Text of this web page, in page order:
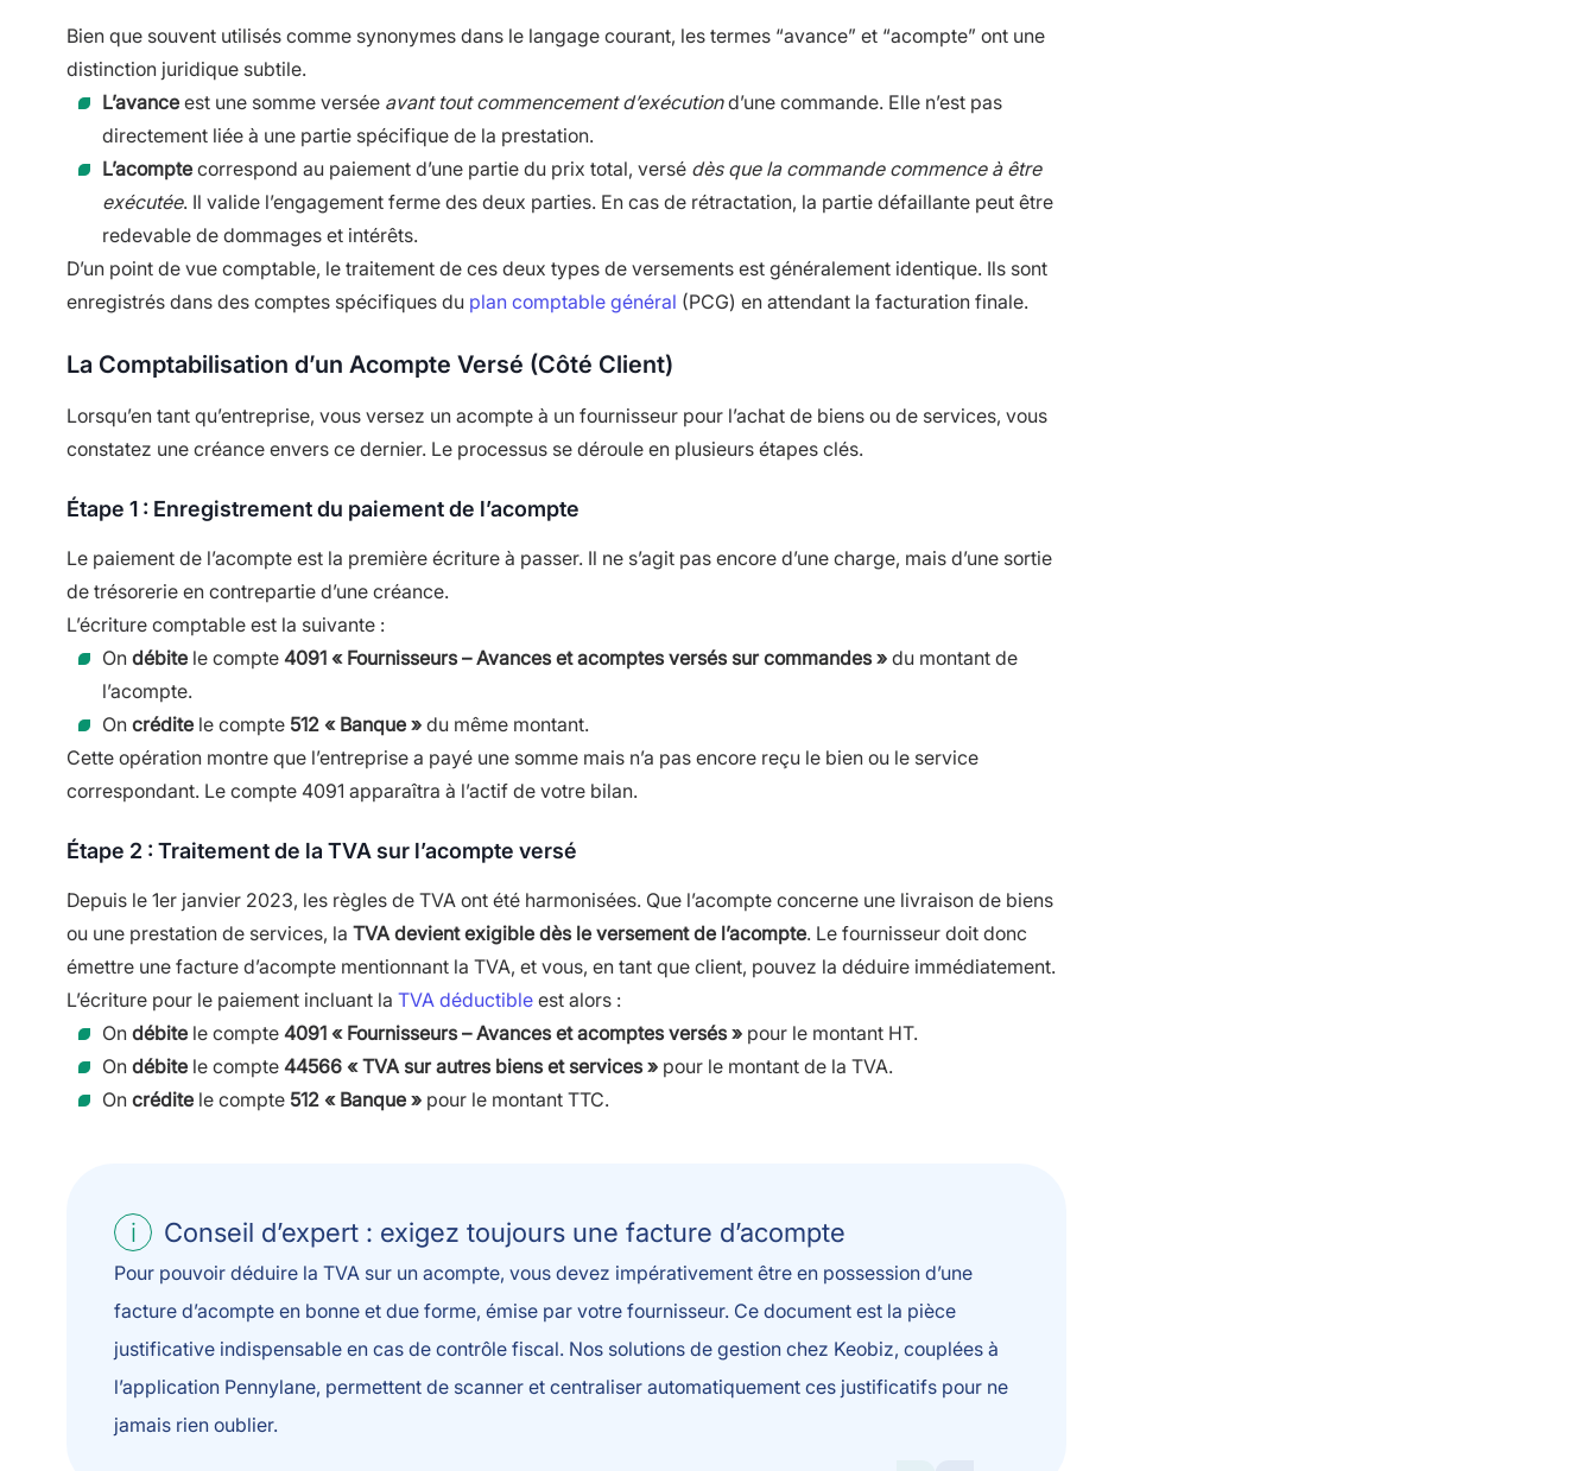
Bien que souvent utilisés comme synonymes dans le langage courant, les termes “avance” et “acompte” ont une
distinction juridique subtile.
L’avance est une somme versée avant tout commencement d’exécutiond’une commande. Elle n’est pas
directement liée à une partie spécifique de la prestation.
L’acompte correspond au paiement d’une partie du prix total, versé dès que la commande commence à être
exécutée. Il valide l’engagement ferme des deux parties. En cas de rétractation, la partie défaillante peut être
redevable de dommages et intérêts.
D’un point de vue comptable, le traitement de ces deux types de versements est généralement identique. Ils sont
enregistrés dans des comptes spécifiques du plan comptable général (PCG) en attendant la facturation finale.
La Comptabilisation d’un Acompte Versé (Côté Client)
Lorsqu’en tant qu’entreprise, vous versez un acompte à un fournisseur pour l’achat de biens ou de services, vous
constatez une créance envers ce dernier. Le processus se déroule en plusieurs étapes clés.
Étape 1 : Enregistrement du paiement de l’acompte
Le paiement de l’acompte est la première écriture à passer. Il ne s’agit pas encore d’une charge, mais d’une sortie
de trésorerie en contrepartie d’une créance.
L’écriture comptable est la suivante :
On débite le compte 4091 « Fournisseurs – Avances et acomptes versés sur commandes » du montant de
l’acompte.
On crédite le compte 512 « Banque » du même montant.
Cette opération montre que l’entreprise a payé une somme mais n’a pas encore reçu le bien ou le service
correspondant. Le compte 4091 apparaîtra à l’actif de votre bilan.
Étape 2 : Traitement de la TVA sur l’acompte versé
Depuis le 1er janvier 2023, les règles de TVA ont été harmonisées. Que l’acompte concerne une livraison de biens
ou une prestation de services, la TVA devient exigible dès le versement de l’acompte. Le fournisseur doit donc
émettre une facture d’acompte mentionnant la TVA, et vous, en tant que client, pouvez la déduire immédiatement.
L’écriture pour le paiement incluant la TVA déductible est alors :
On débite le compte 4091 « Fournisseurs – Avances et acomptes versés » pour le montant HT.
On débite le compte 44566 « TVA sur autres biens et services » pour le montant de la TVA.
On crédite le compte 512 « Banque » pour le montant TTC.
Conseil d’expert : exigez toujours une facture d’acompte
Pour pouvoir déduire la TVA sur un acompte, vous devez impérativement être en possession d’une
facture d’acompte en bonne et due forme, émise par votre fournisseur. Ce document est la pièce
justificative indispensable en cas de contrôle fiscal. Nos solutions de gestion chez Keobiz, couplées à
l’application Pennylane, permettent de scanner et centraliser automatiquement ces justificatifs pour ne
jamais rien oublier.